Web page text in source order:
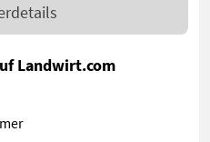
Landwirt.com